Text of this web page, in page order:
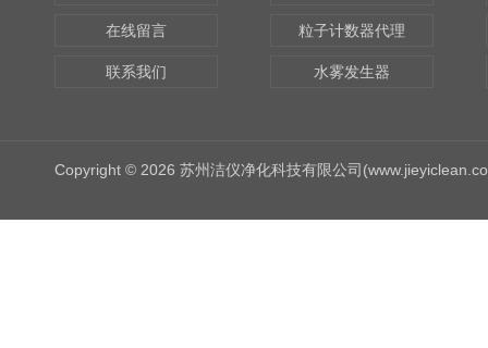
在线留言
联系我们
粒子计数器代理
水雾发生器
Copyright © 2026 苏州洁仪净化科技有限公司